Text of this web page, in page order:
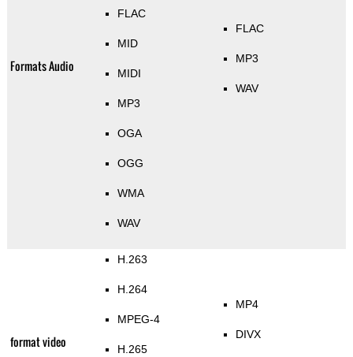
Formats Audio
FLAC
MID
MIDI
MP3
OGA
OGG
WMA
WAV
FLAC
MP3
WAV
format video
H.263
H.264
MPEG-4
H.265
MP4
DIVX